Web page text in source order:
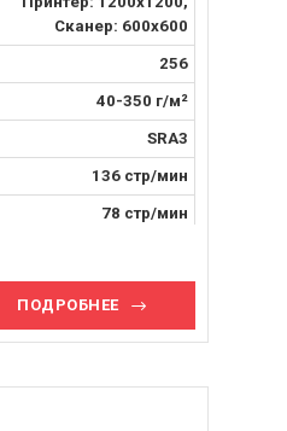
Сканер: 600x600
256
40-350 г/м²
SRA3
136 стр/мин
78 стр/мин
ПОДРОБНЕЕ